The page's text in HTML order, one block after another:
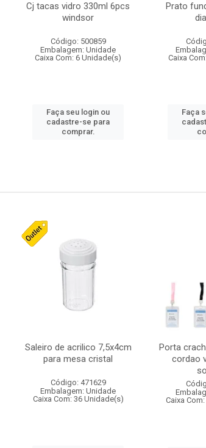
Cj tacas vidro 330ml 6pcs
windsor
Código: 500859
Embalagem: Unidade
Caixa Com: 6 Unidade(s)
Faça seu login ou
cadastre-se para
comprar.
Prato
Caixa
Faça
Saleiro de acrilico 7,5x4cm
para mesa cristal
Código: 471629
Embalagem: Unidade
Caixa Com: 36 Unidade(s)
Porta
cordao
Caixa